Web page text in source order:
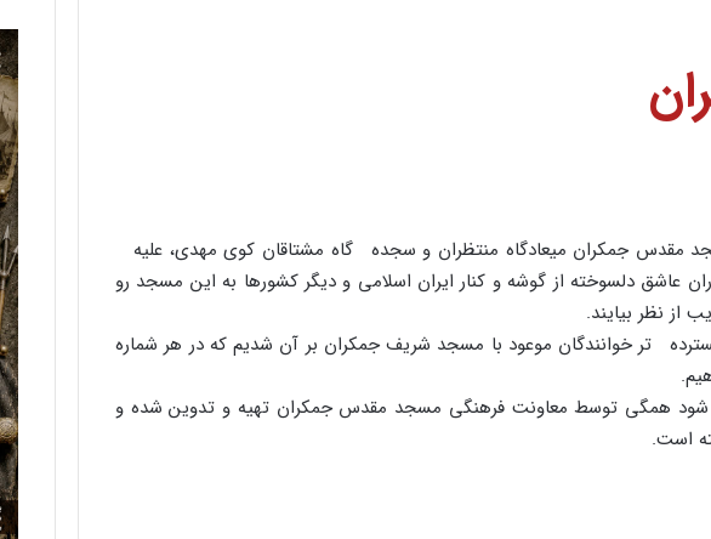
مقدس جمکران میعادگاه منتظران و سجده گاه مشتاقان کوى مهدى، علیه
عاشق دلسوخته از گوشه و کنار ایران اسلامى و دیگر کشورها به این مسجد رو
از نظر بیایند.
تر خوانندگان موعود با مسجد شریف جمکران بر آن شدیم که در هر شماره
همگى توسط معاونت فرهنگى مسجد مقدس جمکران تهیه و تدوین شده و
است.